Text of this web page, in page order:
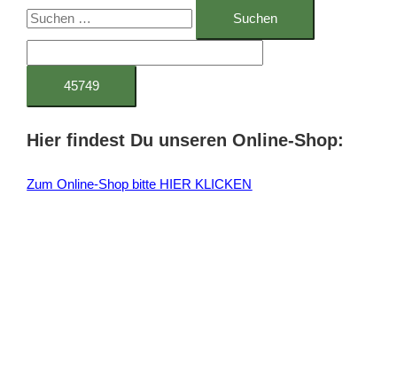
S
n
a
Hier findest Du unseren Online-Shop:
Zum Online-Shop bitte HIER KLICKEN